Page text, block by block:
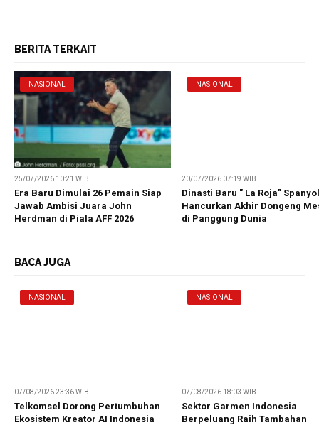
BERITA TERKAIT
NASIONAL
25/07/2026 10:21 WIB
Era Baru Dimulai 26 Pemain Siap
Jawab Ambisi Juara John
Herdman di Piala AFF 2026
NASIONAL
20/07/2026 07:19 WIB
Dinasti Baru " La Roja" Spanyol
Hancurkan Akhir Dongeng
di Panggung Dunia
BACA JUGA
NASIONAL
07/08/2026 23:36 WIB
Telkomsel Dorong Pertumbuhan
Ekosistem Kreator AI Indonesia
NASIONAL
07/08/2026 18:03 WIB
Sektor Garmen Indonesia
Berpeluang Raih Tambahan